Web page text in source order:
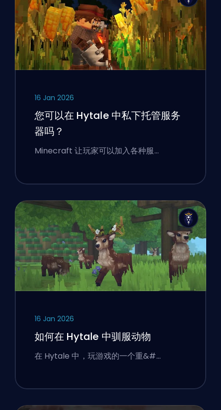
16 Jan 2026
您可以在 Hytale 中私下托管服务
器吗？
Minecraft 让玩家可以加入各种服…
16 Jan 2026
如何在 Hytale 中驯服动物
在 Hytale 中，玩游戏的一个重&#…